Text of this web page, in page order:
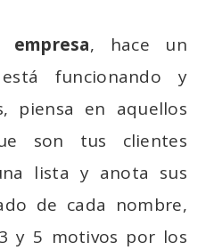
, hace un
funcionando y
piensa en aquellos
son tus clientes
lista y anota sus
de cada nombre,
y 5 motivos por los